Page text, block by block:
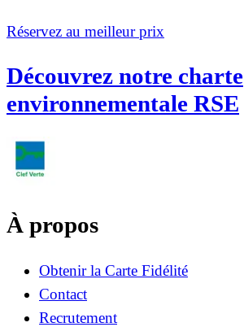
Réservez au meilleur prix
Découvrez notre charte
environnementale RSE
À propos
Obtenir la Carte Fidélité
Contact
Recrutement